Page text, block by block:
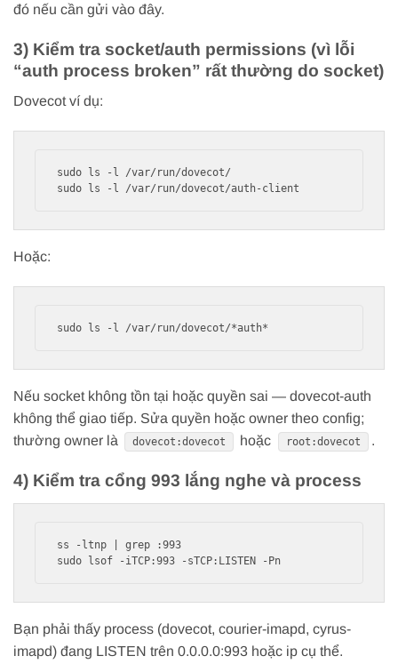
đó nếu cần gửi vào đây.
3) Kiểm tra socket/auth permissions (vì lỗi
“auth process broken” rất thường do socket)
Dovecot ví dụ:
sudo ls -l /var/run/dovecot/
Hoặc:
Nếu socket không tồn tại hoặc quyền sai — dovecot-auth
không thể giao tiếp. Sửa quyền hoặc owner theo config;
thường owner là
dovecot:dovecot hoặc root:dovecot .
4) Kiểm tra cổng 993 lắng nghe và process
ss -ltnp | grep :993
Bạn phải thấy process (dovecot, courier-imapd, cyrus-
imapd) đang LISTEN trên 0.0.0.0:993 hoặc ip cụ thể.